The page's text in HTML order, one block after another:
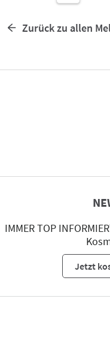
Zurück zu allen
IMMER TOP
Jetzt